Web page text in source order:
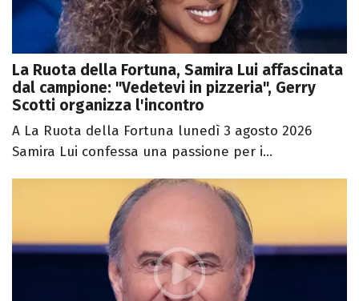
La Ruota della Fortuna, Samira Lui affascinata
dal campione: "Vedetevi in pizzeria", Gerry
Scotti organizza l'incontro
A La Ruota della Fortuna lunedì 3 agosto 2026
Samira Lui confessa una passione per i...